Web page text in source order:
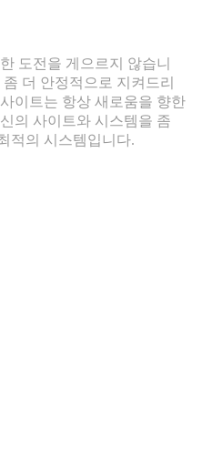
도전을 게으르지 않습니
더 안정적으로 지켜드리
이트는 항상 새로움을 향한
의 사이트와 시스템을 좀
적의 시스템입니다.